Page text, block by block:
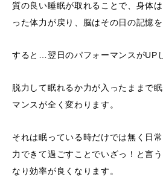
質の良い睡眠が取れることで、身体
った体力が戻り、脳はその日の記憶を
すると…翌日のパフォーマンスがUP
脱力して眠れるか力が入ったままで
マンスが全く変わります。
それは眠っている時だけでは無く日
力できて過ごすことでいざっ！と言
なり効率が良くなります。